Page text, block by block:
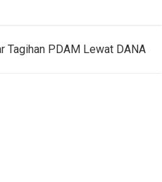
Tagihan PDAM Lewat DANA